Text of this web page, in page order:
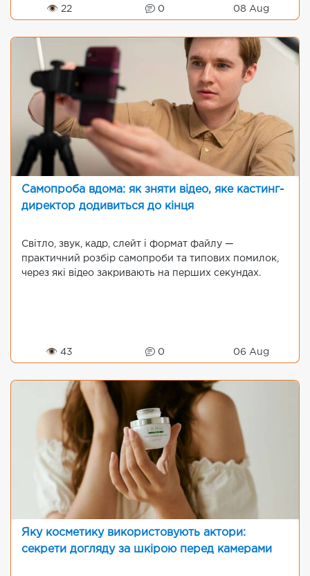
👁 22 0 08 Aug
Самопроба вдома: як зняти відео, яке кастинг-
директор додивиться до кінця
Світло, звук, кадр, слейт і формат файлу —
практичний розбір самопроби та типових помилок,
через які відео закривають на перших секундах.
👁 43 0 06 Aug
Яку косметику використовують актори:
секрети догляду за шкірою перед камерами